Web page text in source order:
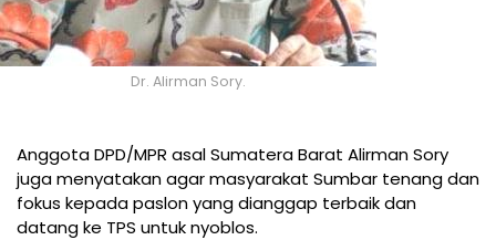
Dr. Alirman Sory.
Anggota DPD/MPR asal Sumatera Barat Alirman Sory
juga menyatakan agar masyarakat Sumbar tenang dan
fokus kepada paslon yang dianggap terbaik dan
datang ke TPS untuk nyoblos.